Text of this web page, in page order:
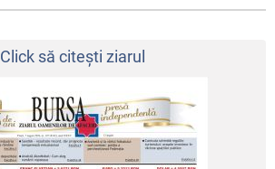
Click să citeşti ziarul